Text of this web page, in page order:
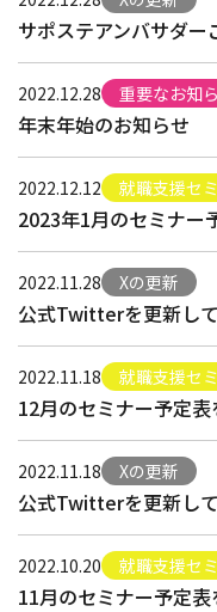
サポステアンバサダー
2022.12.28 重要なお知
年末年始のお知らせ
2022.12.12 就職支援セ
2023年1月のセミナー
2022.11.28 Xの更新
公式Twitterを更新して
2022.11.18 就職支援セ
12月のセミナー予定表
2022.11.18 Xの更新
公式Twitterを更新して
2022.10.20 就職支援セ
11月のセミナー予定表